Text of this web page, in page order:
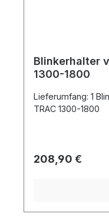
Blinkerhalter
1300-1800
Lieferumfang: 1
TRAC 1300-1800
Regulärer Preis:
208,90 €